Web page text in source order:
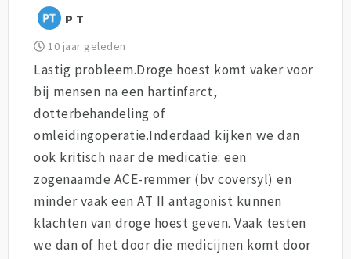
P T
10 jaar geleden
Lastig probleem.Droge hoest komt vaker voor
bij mensen na een hartinfarct,
dotterbehandeling of
omleidingoperatie.Inderdaad kijken we dan
ook kritisch naar de medicatie: een
zogenaamde ACE-remmer (bv coversyl) en
minder vaak een AT II antagonist kunnen
klachten van droge hoest geven. Vaak testen
we dan of het door die medicijnen komt door